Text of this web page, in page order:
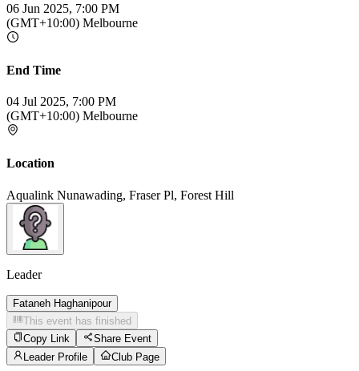
06 Jun 2025, 7:00 PM
(GMT+10:00) Melbourne
End Time
04 Jul 2025, 7:00 PM
(GMT+10:00) Melbourne
Location
Aqualink Nunawading, Fraser Pl, Forest Hill
Leader
Fataneh Haghanipour
This event has finished
Copy Link
Share Event
Leader Profile
Club Page